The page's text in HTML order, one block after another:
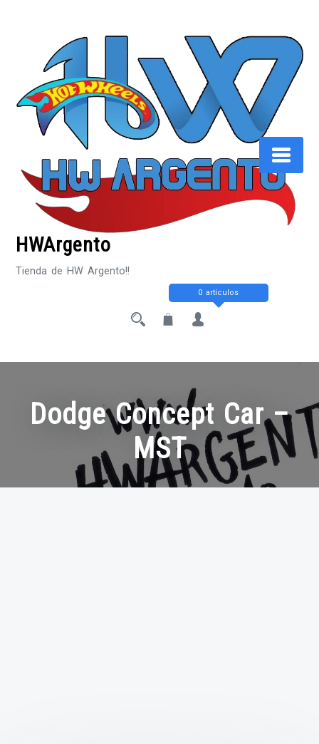
HWArgento
Tienda de HW Argento!!
0 artículos
Dodge Concept Car –
MST